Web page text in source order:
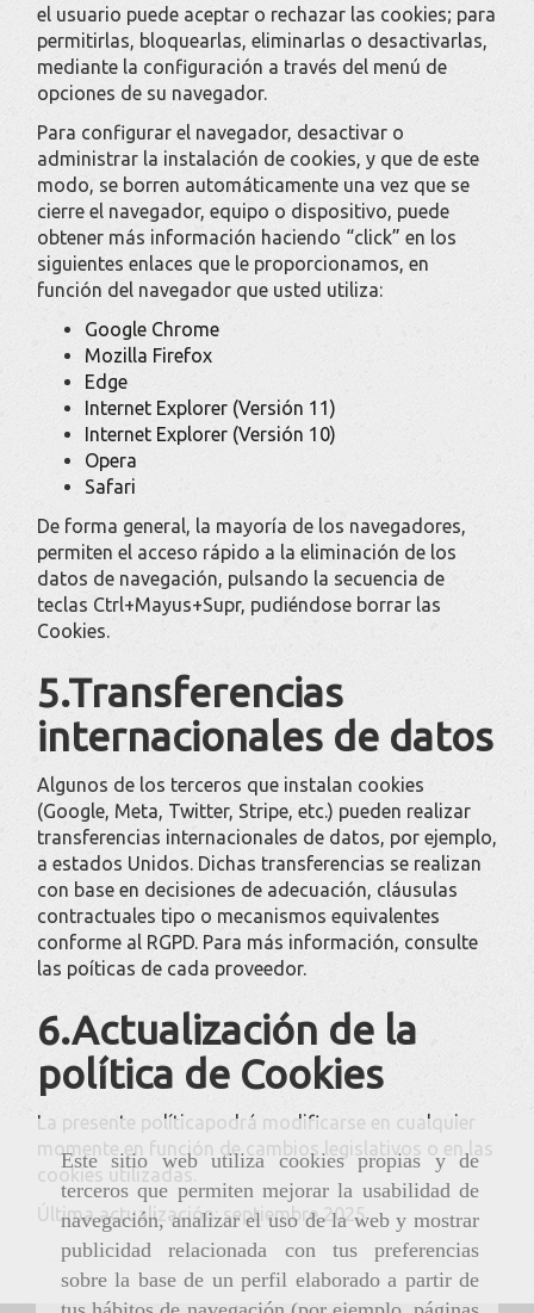
Este sitio web utiliza cookies propias y de
terceros que permiten mejorar la usabilidad de
navegación, analizar el uso de la web y mostrar
publicidad relacionada con tus preferencias
sobre la base de un perfil elaborado a partir de
el usuario puede aceptar o rechazar las cookies; para
permitirlas, bloquearlas, eliminarlas o desactivarlas,
mediante la configuración a través del menú de
opciones de su navegador.
Para configurar el navegador, desactivar o
administrar la instalación de cookies, y que de este
modo, se borren automáticamente una vez que se
cierre el navegador, equipo o dispositivo, puede
obtener más información haciendo “click” en los
siguientes enlaces que le proporcionamos, en
función del navegador que usted utiliza:
Google Chrome
Mozilla Firefox
Edge
Internet Explorer (Versión 11)
Internet Explorer (Versión 10)
Opera
Safari
De forma general, la mayoría de los navegadores,
permiten el acceso rápido a la eliminación de los
datos de navegación, pulsando la secuencia de
teclas Ctrl+Mayus+Supr, pudiéndose borrar las
Cookies.
5.Transferencias
internacionales de datos
Algunos de los terceros que instalan cookies
(Google, Meta, Twitter, Stripe, etc.) pueden realizar
transferencias internacionales de datos, por ejemplo,
a estados Unidos. Dichas transferencias se realizan
con base en decisiones de adecuación, cláusulas
contractuales tipo o mecanismos equivalentes
conforme al RGPD. Para más información, consulte
las poíticas de cada proveedor.
6.Actualización de la
política de Cookies
La presente políticapodrá modificarse en cualquier
momente en función de cambios legislativos o en las
cookies utilizadas.
Última actualización: septiembre 2025